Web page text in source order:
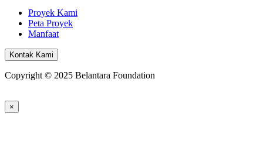
Proyek Kami
Peta Proyek
Manfaat
Kontak Kami
Copyright © 2025 Belantara Foundation
×